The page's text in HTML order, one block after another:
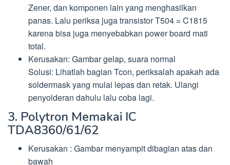
Zener, dan komponen lain yang menghasilkan
panas. Lalu periksa juga transistor T504 = C1815
karena bisa juga menyebabkan power board mati
total.
Kerusakan: Gambar gelap, suara normal
Solusi: Lihatlah bagian Tcon, periksalah apakah ada
soldermask yang mulai lepas dan retak. Ulangi
penyolderan dahulu lalu coba lagi.
3. Polytron Memakai IC
TDA8360/61/62
Kerusakan : Gambar menyampit dibagian atas dan
bawah